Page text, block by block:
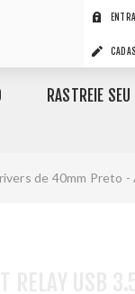
RASTREIE SEU
de 40mm Preto